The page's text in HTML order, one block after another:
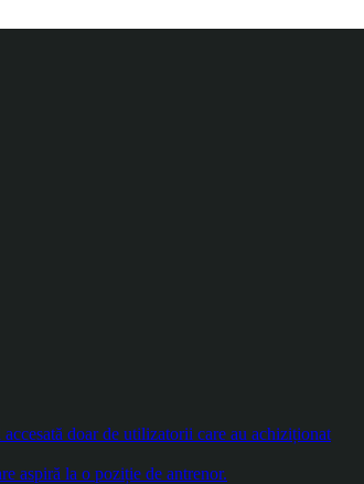
doar de utilizatorii care au achiziționat
aspiră la o poziție de antrenor.